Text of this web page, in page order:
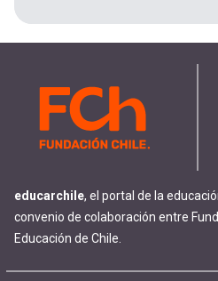
educarchile, el portal de la
convenio de colaboración entre
Educación de Chile.